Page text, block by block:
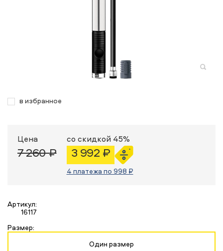
в избранное
Цена
7 260 ₽
со скидкой 45%
3 992 ₽
4 платежа по 998 ₽
Артикул:
16117
Размер:
Один размер